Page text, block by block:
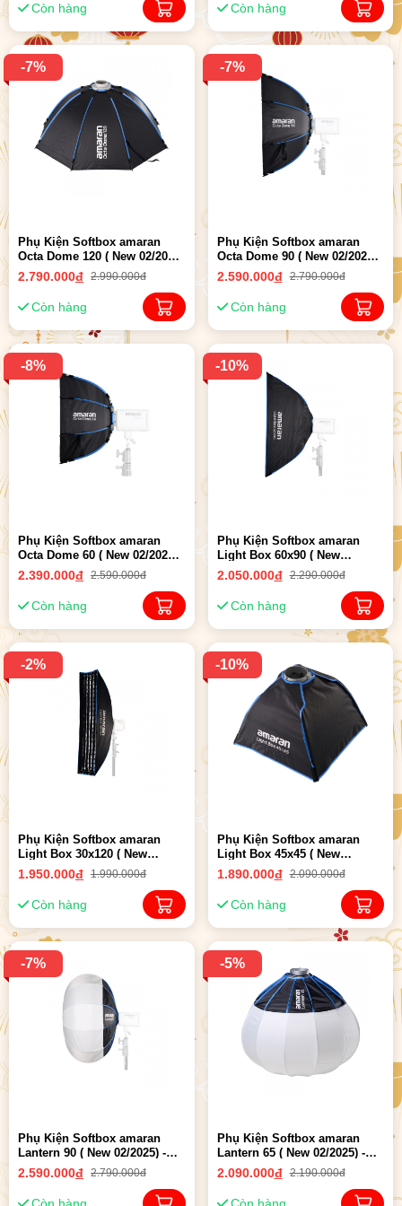
Còn hàng Còn hàng
-7%
Phụ Kiện Softbox amaran
Octa Dome 120 ( New 02/2025
) - Chính hãng
2.790.000đ 2.990.000đ
Còn hàng
-7%
Phụ Kiện Softbox amaran
Octa Dome 90 ( New 02/2025 )
- Chính hãng
2.590.000đ 2.790.000đ
Còn hàng
-8%
Phụ Kiện Softbox amaran
Octa Dome 60 ( New 02/2025 )
- Chính hãng
2.390.000đ 2.590.000đ
Còn hàng
-10%
Phụ Kiện Softbox amaran
Light Box 60x90 ( New
02/2025 ) - Chính hãng
2.050.000đ 2.290.000đ
Còn hàng
-2%
Phụ Kiện Softbox amaran
Light Box 30x120 ( New
02/2025 ) - Chính hãng
1.950.000đ 1.990.000đ
Còn hàng
-10%
Phụ Kiện Softbox amaran
Light Box 45x45 ( New
02/2025 ) - Chính hãng
1.890.000đ 2.090.000đ
Còn hàng
-7%
Phụ Kiện Softbox amaran
Lantern 90 ( New 02/2025) -
Chính hãng
2.590.000đ 2.790.000đ
-5%
Phụ Kiện Softbox amaran
Lantern 65 ( New 02/2025) -
Chính hãng
2.090.000đ 2.190.000đ